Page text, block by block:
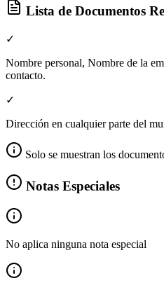
Lista de Documentos
✓
Nombre personal, Nombre de la
contacto.
✓
Dirección en cualquier parte del
Solo se muestran los
Notas Especiales
No aplica ninguna nota especial